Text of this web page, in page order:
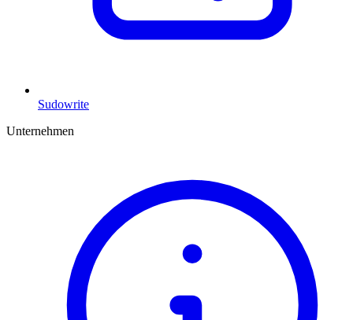
Sudowrite
Unternehmen